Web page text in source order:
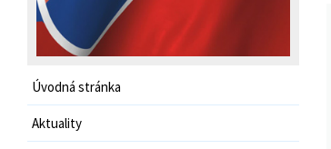
Úvodná stránka
Aktuality